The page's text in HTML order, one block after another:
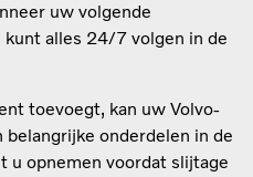
uw volgende
alles 24/7 volgen in de
toevoegt, kan uw Volvo-
onderdelen in de
u opnemen voordat slijtage